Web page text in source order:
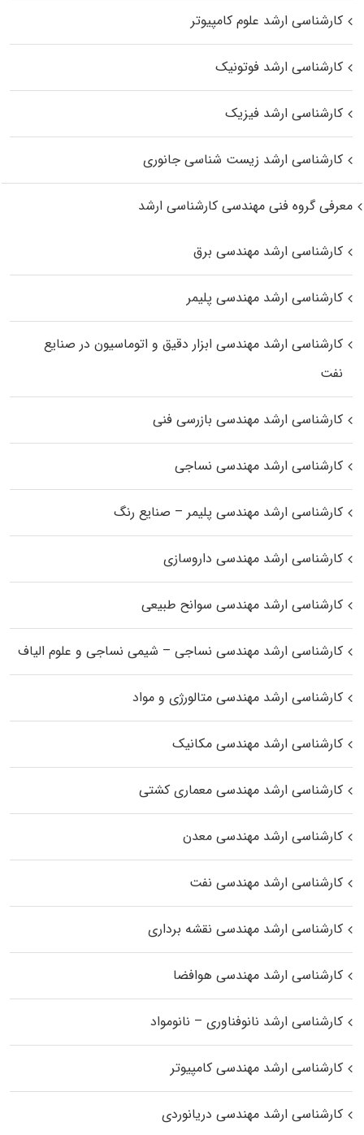
کارشناسی ارشد علوم کامپیوتر
کارشناسی ارشد فوتونیک
کارشناسی ارشد فیزیک
کارشناسی ارشد زیست‌ شناسی جانوری
معرفی گروه فنی مهندسی کارشناسی ارشد
کارشناسی ارشد مهندسی برق
کارشناسی ارشد مهندسی پلیمر
کارشناسی ارشد مهندسی ابزار دقیق و اتوماسیون در صنایع
نفت
کارشناسی ارشد مهندسی بازرسی فنی
کارشناسی ارشد مهندسی نساجی
کارشناسی ارشد مهندسی پلیمر – صنایع رنگ
کارشناسی ارشد مهندسی داروسازی
کارشناسی ارشد مهندسی سوانح طبیعی
کارشناسی ارشد مهندسی نساجی – شیمی نساجی و علوم الیاف
کارشناسی ارشد مهندسی متالورژی و مواد
کارشناسی ارشد مهندسی مکانیک
کارشناسی ارشد مهندسی معماری کشتی
کارشناسی ارشد مهندسی معدن
کارشناسی ارشد مهندسی نفت
کارشناسی ارشد مهندسی نقشه برداری
کارشناسی ارشد مهندسی هوافضا
کارشناسی ارشد نانوفناوری – نانومواد
کارشناسی ارشد مهندسی کامپیوتر
کارشناسی ارشد مهندسی دریانوردی